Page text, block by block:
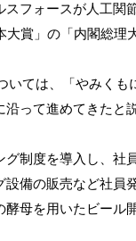
フォースが人工関
大賞」の「内閣総理
ては、「やみくも
って進めてきたと
制度を導入し、社
備の販売など社員
母を用いたビール